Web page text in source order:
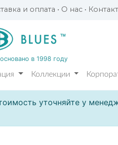
и оплата • О нас •
в 1998 году
Коллекции
уточняйте у